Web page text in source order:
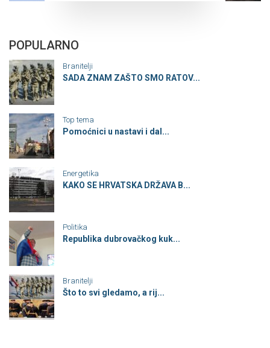
POPULARNO
Branitelji
SADA ZNAM ZAŠTO SMO RATOV...
Top tema
Pomoćnici u nastavi i dal...
Energetika
KAKO SE HRVATSKA DRŽAVA B...
Politika
Republika dubrovačkog kuk...
Branitelji
Što to svi gledamo, a rij...